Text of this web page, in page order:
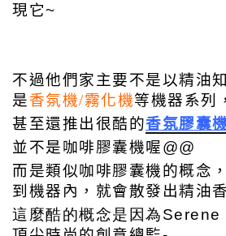
現它~
不過他們家主要不是以精油
是香氛機/霧化機等機器系列，
甚至還推出很酷的香氛膠囊
並不是咖啡膠囊機喔@@
而是類似咖啡膠囊機的概念
到機器內，就會散發出精油
這麼酷的概念是因為Serene